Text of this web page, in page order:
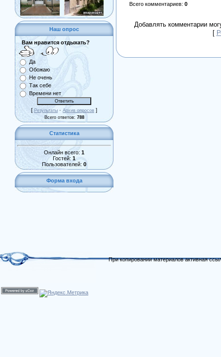
Наш опрос
Вам нравится отдыхать?
Да
Обожаю
Не очень
Так себе
Времени нет
[ Результаты · Архив опросов ]
Всего ответов: 788
Статистика
Онлайн всего: 1
Гостей: 1
Пользователей: 0
Форма входа
Всего комментариев: 0
Добавлять комментарии
[
При копировании материалов активная